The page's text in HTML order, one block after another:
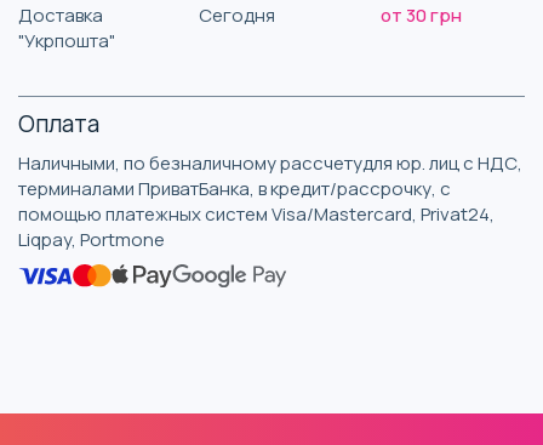
Доставка
"Укрпошта"
Сегодня от 30 грн
Оплата
Наличными, по безналичному рассчетудля юр. лиц с НДС,
терминалами ПриватБанка, в кредит/рассрочку, с
помощью платежных систем Visa/Mastercard, Privat24,
Liqpay, Portmone